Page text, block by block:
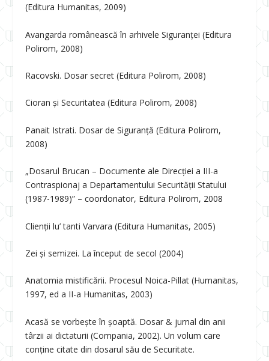
(Editura Humanitas, 2009)
Avangarda românească în arhivele Siguranței (Editura
Polirom, 2008)
Racovski. Dosar secret (Editura Polirom, 2008)
Cioran și Securitatea (Editura Polirom, 2008)
Panait Istrati. Dosar de Siguranță (Editura Polirom,
2008)
„Dosarul Brucan – Documente ale Direcției a III-a
Contraspionaj a Departamentului Securității Statului
(1987-1989)” – coordonator, Editura Polirom, 2008
Clienții lu’ tanti Varvara (Editura Humanitas, 2005)
Zei și semizei. La început de secol (2004)
Anatomia mistificării. Procesul Noica-Pillat (Humanitas,
1997, ed a II-a Humanitas, 2003)
Acasă se vorbește în șoaptă. Dosar & jurnal din anii
târzii ai dictaturii (Compania, 2002). Un volum care
conține citate din dosarul său de Securitate.